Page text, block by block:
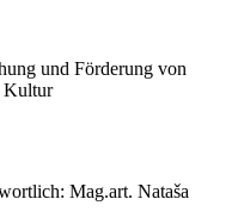
und Förderung von
Kultur
Mag.art. Nataša